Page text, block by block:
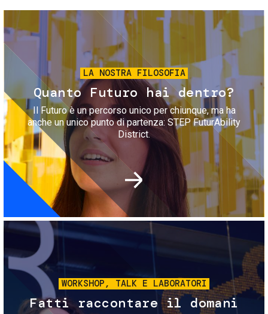
Immagine
LA NOSTRA FILOSOFIA
Quanto Futuro hai dentro?
Il Futuro è un percorso unico per chiunque, ma ha
anche un unico punto di partenza: STEP FuturAbility
District.
Immagine
WORKSHOP, TALK E LABORATORI
Fatti raccontare il domani